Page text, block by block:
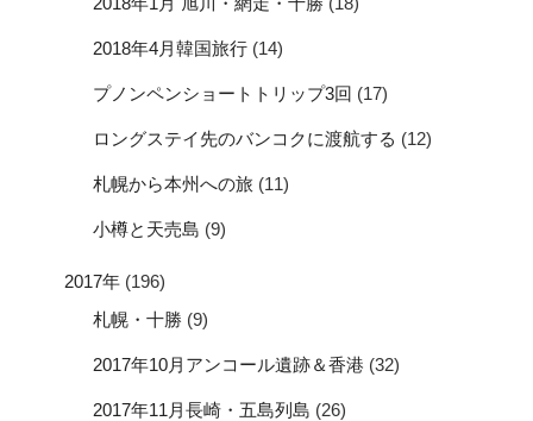
2018年4月韓国旅行 (14)
プノンペンショートトリップ3回 (17)
ロングステイ先のバンコクに渡航する (12)
札幌から本州への旅 (11)
小樽と天売島 (9)
2017年 (196)
札幌・十勝 (9)
2017年10月アンコール遺跡＆香港 (32)
2017年11月長崎・五島列島 (26)